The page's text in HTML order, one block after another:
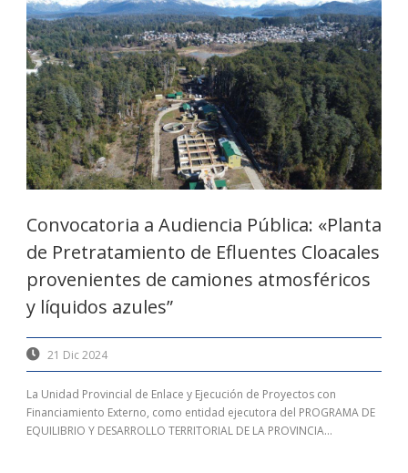
Convocatoria a Audiencia Pública: «Planta
de Pretratamiento de Efluentes Cloacales
provenientes de camiones atmosféricos
y líquidos azules”
21 Dic 2024
La Unidad Provincial de Enlace y Ejecución de Proyectos con
Financiamiento Externo, como entidad ejecutora del PROGRAMA DE
EQUILIBRIO Y DESARROLLO TERRITORIAL DE LA PROVINCIA...